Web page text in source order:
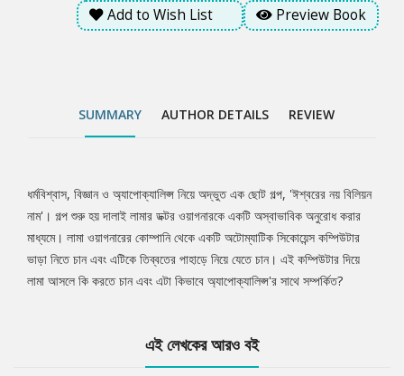
Add to Wish List Preview Book
SUMMARY AUTHOR DETAILS REVIEW
Tab
Article
ধর্মবিশ্বাস, বিজ্ঞান ও অ্যাপোক্যালিপ্স নিয়ে অদ্ভুত এক ছোট গল্প, 'ঈশ্বরের নয় বিলিয়ন
নাম'। গল্প শুরু হয় দালাই লামার ডক্টর ওয়াগনারকে একটি অস্বাভাবিক অনুরোধ করার
মাধ্যমে। লামা ওয়াগনারের কোম্পানি থেকে একটি অটোম্যাটিক সিকোয়েন্স কম্পিউটার
ভাড়া নিতে চান এবং এটিকে তিব্বতের পাহাড়ে নিয়ে যেতে চান। এই কম্পিউটার দিয়ে
লামা আসলে কি করতে চান এবং এটা কিভাবে অ্যাপোক্যালিপ্স'র সাথে সম্পর্কিত?
এই লেখকের আরও বই